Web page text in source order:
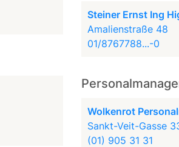
Steiner Ernst Ing
Amalienstraße 48
01/8767788...-0
Wolkenrot
Sankt-Veit-Gasse
(01) 905 31 31